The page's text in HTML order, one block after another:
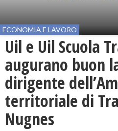
ECONOMIA E LAVORO
Uil e Uil Scuola
augurano buon
dirigente
territoriale di
Nugnes